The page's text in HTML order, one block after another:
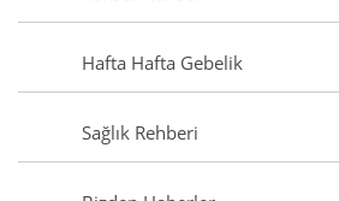
Hafta Hafta Gebelik
Sağlık Rehberi